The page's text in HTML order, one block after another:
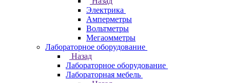
Электрика
Амперметры
Вольтметры
Мегаомметры
Лабораторное оборудование
Назад
Лабораторное оборудование
Лабораторная мебель